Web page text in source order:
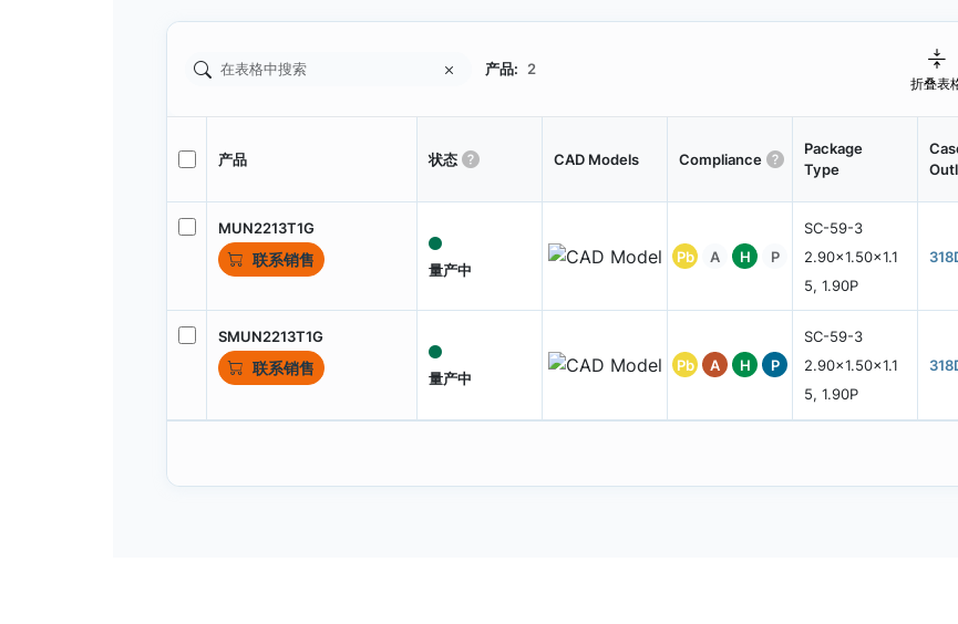
产品: 2
折叠表
产品 状态 CAD Models Compliance
Package
Type
MUN2213T1G
联系销售
量产中
Pb A H P
SC-59-3
2.90x1.50x1.1
5, 1.90P
SMUN2213T1G
联系销售
量产中
Pb A H P
SC-59-3
2.90x1.50x1.1
5, 1.90P